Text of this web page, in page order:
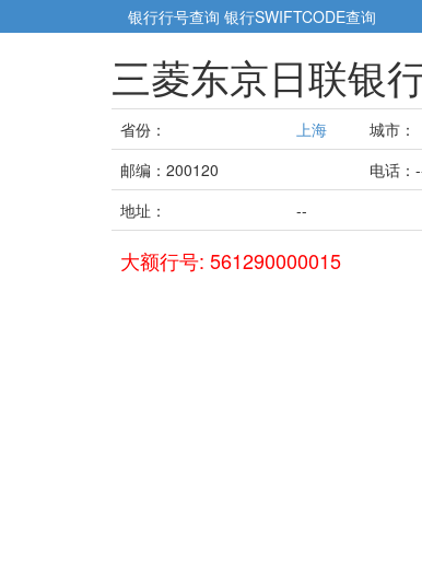
银行行号查询 银行SWIFTCODE查询
三菱东京日联银
省份： 上海 城市：
邮编：200120
电话：
地址：
--
大额行号: 561290000015